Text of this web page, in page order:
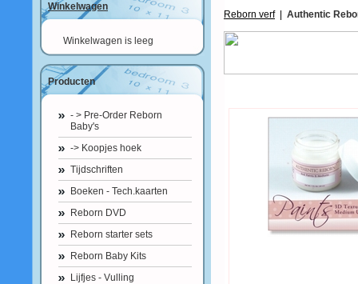
Winkelwagen
Winkelwagen is leeg
Producten
- > Pre-Order Reborn
Baby's
-> Koopjes hoek
Tijdschriften
Boeken - Tech.kaarten
Reborn DVD
Reborn starter sets
Reborn Baby Kits
Lijfjes - Vulling
Reborn verf| Authentic